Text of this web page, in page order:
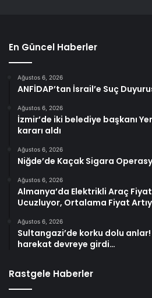
En Güncel Haberler
Ağustos 6, 2026
ANFİDAP’tan İsrail’e Suç
Ağustos 6, 2026
İzmir’de iki belediye başkanı
kararı aldı
Ağustos 6, 2026
Niğde’de Kaçak Sigara
Ağustos 6, 2026
Almanya’da Elektrikli Araç
Ucuzluyor, Ortalama Fiyat
Ağustos 6, 2026
Sultangazi’de korku dolu
harekat devreye girdi…
Rastgele Haberler